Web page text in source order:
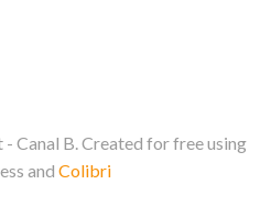
Canal B. Created for free using
and Colibri